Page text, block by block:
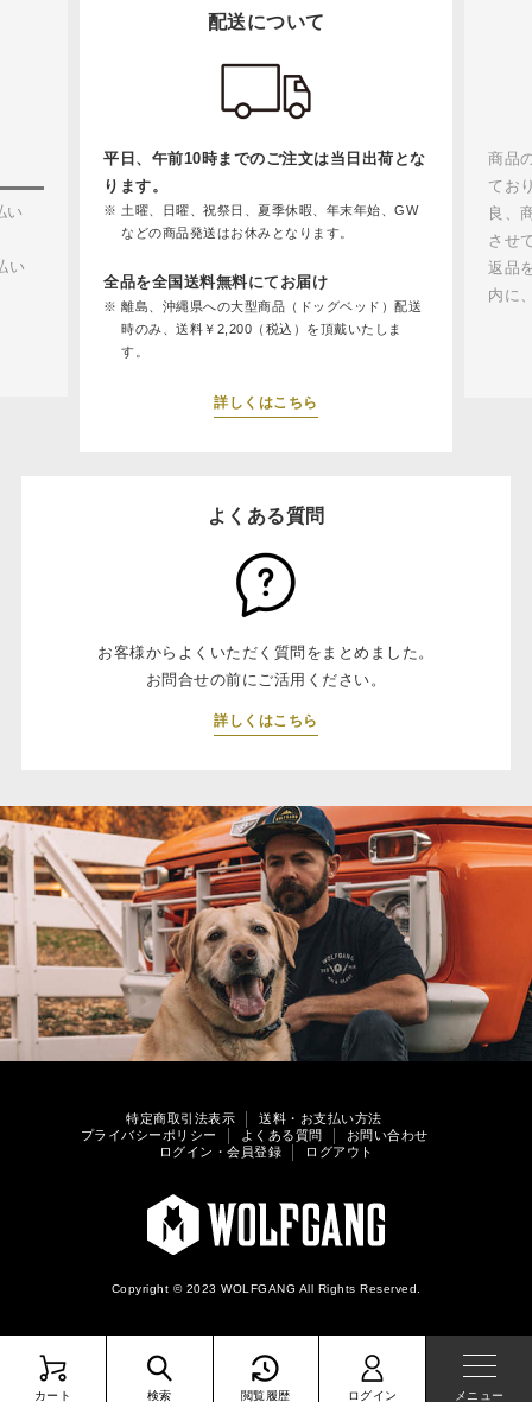
配送について
平日、午前10時までのご注文は当日出荷とな
ります。
土曜、日曜、祝祭日、夏季休暇、年末年始、GW
などの商品発送はお休みとなります。
全品を全国送料無料にてお届け
離島、沖縄県への大型商品（ドッグベッド）配送
時のみ、送料￥2,200（税込）を頂戴いたしま
詳しくはこちら
商品の品
ておりま
良、商品
させてい
返品を希
内に、メ
よくある質問
お客様からよくいただく質問をまとめました。
お問合せの前にご活用ください。
詳しくはこちら
特定商取引法表示
送料・お支払い方法
プライバシーポリシー
よくある質問
お問い合わせ
ログイン・会員登録
ログアウト
Copyright © 2023 WOLFGANG All Rights Reserved.